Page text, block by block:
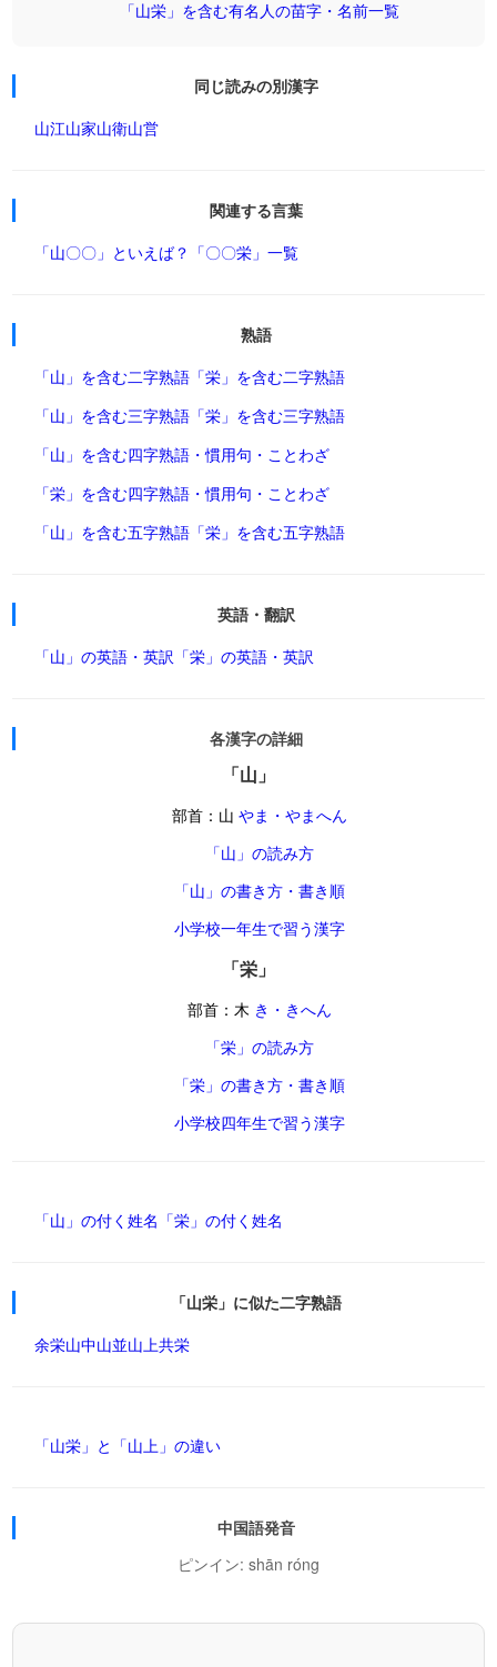
「山栄」を含む有名人の苗字・名前一覧
同じ読みの別漢字
山江山家山衛山営
関連する言葉
「山〇〇」といえば？ 「〇〇栄」一覧
熟語
「山」を含む二字熟語 「栄」を含む二字熟語
「山」を含む三字熟語 「栄」を含む三字熟語
「山」を含む四字熟語・慣用句・ことわざ
「栄」を含む四字熟語・慣用句・ことわざ
「山」を含む五字熟語 「栄」を含む五字熟語
英語・翻訳
「山」の英語・英訳 「栄」の英語・英訳
各漢字の詳細
「山」
部首：山 やま・やまへん
「山」の読み方
「山」の書き方・書き順
小学校一年生で習う漢字
「栄」
部首：木 き・きへん
「栄」の読み方
「栄」の書き方・書き順
小学校四年生で習う漢字
「山」の付く姓名 「栄」の付く姓名
「山栄」に似た二字熟語
余栄山中山並山上共栄
「山栄」と「山上」の違い
中国語発音
ピンイン: shān róng